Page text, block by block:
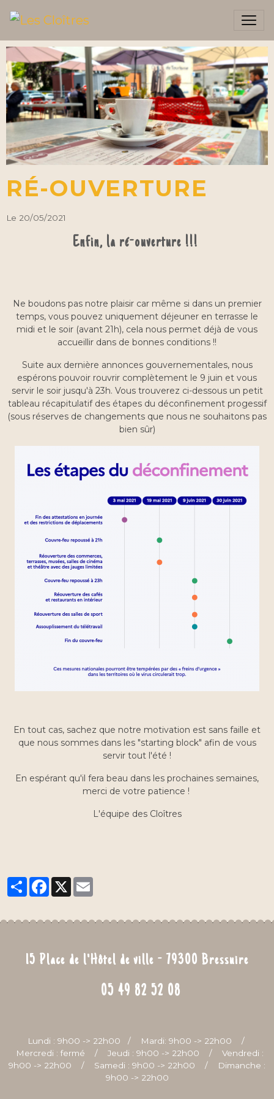
RÉ-OUVERTURE
Le 20/05/2021
Enfin, la ré-ouverture !!!
Ne boudons pas notre plaisir car même si dans un premier
temps, vous pouvez uniquement déjeuner en terrasse le
midi et le soir (avant 21h), cela nous permet déjà de vous
accueillir dans de bonnes conditions !!
Suite aux dernière annonces gouvernementales, nous
espérons pouvoir rouvrir complètement le 9 juin et vous
servir le soir jusqu'à 23h. Vous trouverez ci-dessous un petit
tableau récapitulatif des étapes du déconfinement progessif
(sous réserves de changements que nous ne souhaitons pas
bien sûr)
En tout cas, sachez que notre motivation est sans faille et
que nous sommes dans les "starting block" afin de vous
servir tout l'été !
En espérant qu'il fera beau dans les prochaines semaines,
merci de votre patience !
L'équipe des Cloîtres
PartagerFacebook
X
15 Place de l'Hôtel de ville - 79300 Bressuire
05 49 82 52 08
Lundi : 9h00 -> 22h00 /
Mardi: 9h00 -> 22h00 /
Mercredi : fermé / Jeudi : 9h00 -> 22h00 / Vendredi :
9h00 -> 22h00 / Samedi : 9h00 -> 22h00 /
Dimanche :
9h00 -> 22h00